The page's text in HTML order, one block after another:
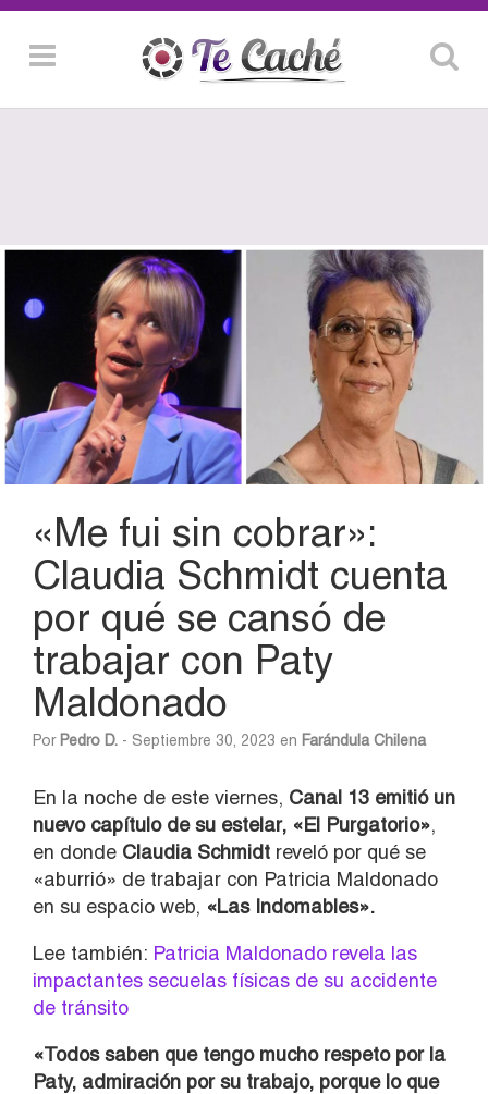
«Me fui sin cobrar»:
Claudia Schmidt cuenta
por qué se cansó de
trabajar con Paty
Maldonado
Por Pedro D. - Septiembre 30, 2023 en Farándula Chilena
En la noche de este viernes, Canal 13 emitió un
nuevo capítulo de su estelar, «El Purgatorio»,
en donde Claudia Schmidt reveló por qué se
«aburrió» de trabajar con Patricia Maldonado
en su espacio web, «Las Indomables».
Lee también: Patricia Maldonado revela las
impactantes secuelas físicas de su accidente
de tránsito
«Todos saben que tengo mucho respeto por la
Paty, admiración por su trabajo, porque lo que